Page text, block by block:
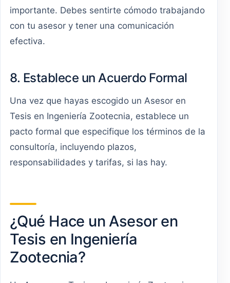
importante. Debes sentirte cómodo trabajando
con tu asesor y tener una comunicación
efectiva.
8. Establece un Acuerdo Formal
Una vez que hayas escogido un Asesor en
Tesis en Ingeniería Zootecnia, establece un
pacto formal que especifique los términos de la
consultoría, incluyendo plazos,
responsabilidades y tarifas, si las hay.
¿Qué Hace un Asesor en
Tesis en Ingeniería
Zootecnia?